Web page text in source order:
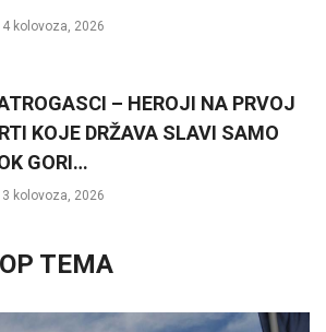
4 kolovoza, 2026
– HEROJI NA PRVOJ
KOJE DRŽAVA SLAVI SAMO
GORI…
3 kolovoza, 2026
TEMA